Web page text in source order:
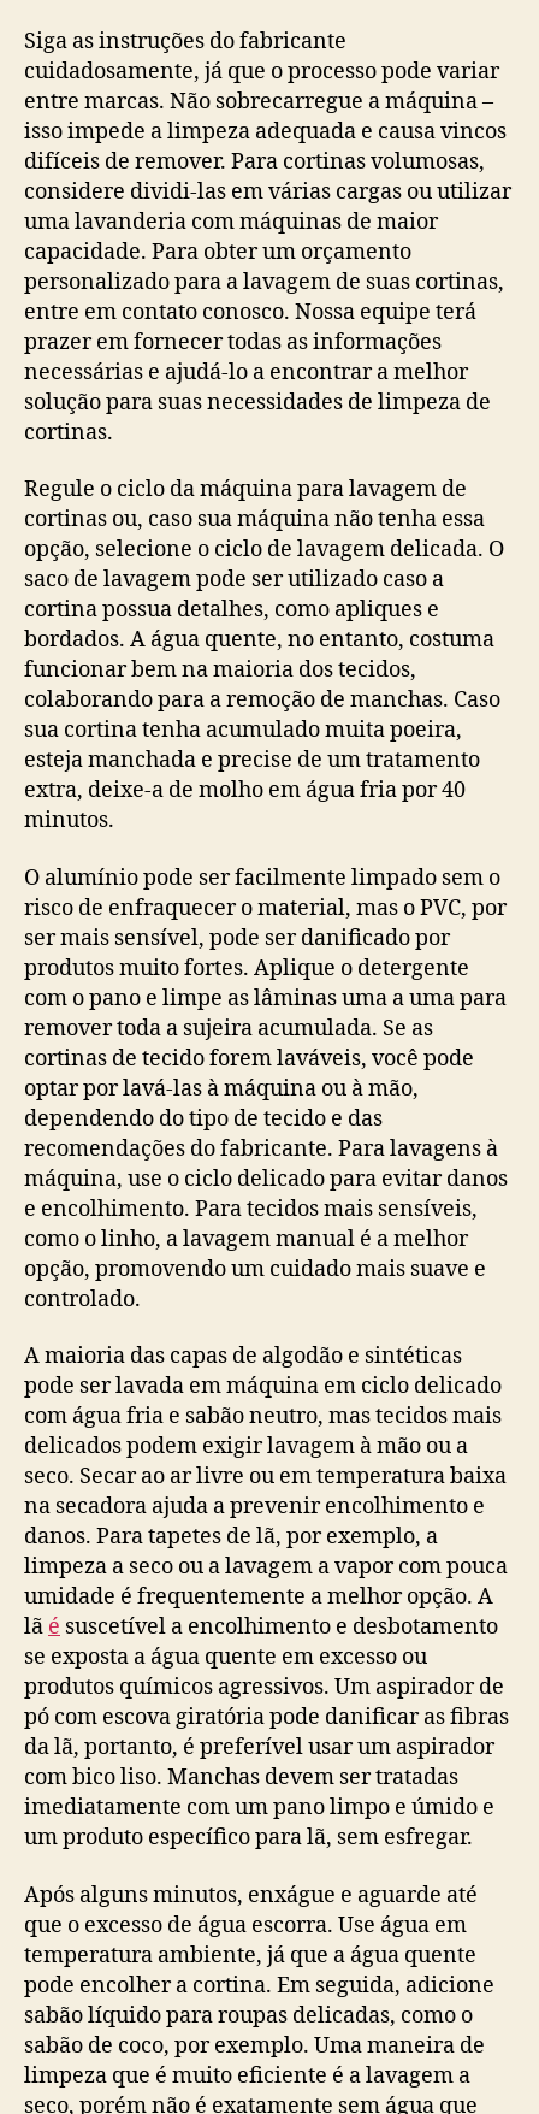
Siga as instruções do fabricante
cuidadosamente, já que o processo pode variar
entre marcas. Não sobrecarregue a máquina –
isso impede a limpeza adequada e causa vincos
difíceis de remover. Para cortinas volumosas,
considere dividi-las em várias cargas ou utilizar
uma lavanderia com máquinas de maior
capacidade. Para obter um orçamento
personalizado para a lavagem de suas cortinas,
entre em contato conosco. Nossa equipe terá
prazer em fornecer todas as informações
necessárias e ajudá-lo a encontrar a melhor
solução para suas necessidades de limpeza de
cortinas.
Regule o ciclo da máquina para lavagem de
cortinas ou, caso sua máquina não tenha essa
opção, selecione o ciclo de lavagem delicada. O
saco de lavagem pode ser utilizado caso a
cortina possua detalhes, como apliques e
bordados. A água quente, no entanto, costuma
funcionar bem na maioria dos tecidos,
colaborando para a remoção de manchas. Caso
sua cortina tenha acumulado muita poeira,
esteja manchada e precise de um tratamento
extra, deixe-a de molho em água fria por 40
minutos.
O alumínio pode ser facilmente limpado sem o
risco de enfraquecer o material, mas o PVC, por
ser mais sensível, pode ser danificado por
produtos muito fortes. Aplique o detergente
com o pano e limpe as lâminas uma a uma para
remover toda a sujeira acumulada. Se as
cortinas de tecido forem laváveis, você pode
optar por lavá-las à máquina ou à mão,
dependendo do tipo de tecido e das
recomendações do fabricante. Para lavagens à
máquina, use o ciclo delicado para evitar danos
e encolhimento. Para tecidos mais sensíveis,
como o linho, a lavagem manual é a melhor
opção, promovendo um cuidado mais suave e
controlado.
A maioria das capas de algodão e sintéticas
pode ser lavada em máquina em ciclo delicado
com água fria e sabão neutro, mas tecidos mais
delicados podem exigir lavagem à mão ou a
seco. Secar ao ar livre ou em temperatura baixa
na secadora ajuda a prevenir encolhimento e
danos. Para tapetes de lã, por exemplo, a
limpeza a seco ou a lavagem a vapor com pouca
umidade é frequentemente a melhor opção. A
lã é suscetível a encolhimento e desbotamento
se exposta a água quente em excesso ou
produtos químicos agressivos. Um aspirador de
pó com escova giratória pode danificar as fibras
da lã, portanto, é preferível usar um aspirador
com bico liso. Manchas devem ser tratadas
imediatamente com um pano limpo e úmido e
um produto específico para lã, sem esfregar.
Após alguns minutos, enxágue e aguarde até
que o excesso de água escorra. Use água em
temperatura ambiente, já que a água quente
pode encolher a cortina. Em seguida, adicione
sabão líquido para roupas delicadas, como o
sabão de coco, por exemplo. Uma maneira de
limpeza que é muito eficiente é a lavagem a
seco, porém não é exatamente sem água que